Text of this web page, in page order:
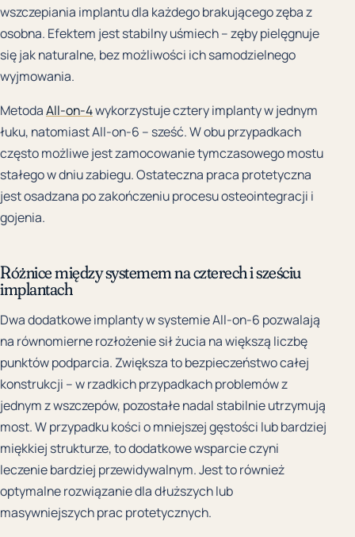
wszczepiania implantu dla każdego brakującego zęba z
osobna. Efektem jest stabilny uśmiech – zęby pielęgnuje
się jak naturalne, bez możliwości ich samodzielnego
wyjmowania.
MetodaAll-on-4wykorzystuje cztery implanty w jednym
łuku, natomiast All-on-6 – sześć. W obu przypadkach
często możliwe jest zamocowanie tymczasowego mostu
stałego w dniu zabiegu. Ostateczna praca protetyczna
jest osadzana po zakończeniu procesu osteointegracji i
gojenia.
Różnice między systemem na czterech i sześciu
implantach
Dwa dodatkowe implanty w systemie All-on-6 pozwalają
na równomierne rozłożenie sił żucia na większą liczbę
punktów podparcia. Zwiększa to bezpieczeństwo całej
konstrukcji – w rzadkich przypadkach problemów z
jednym z wszczepów, pozostałe nadal stabilnie utrzymują
most. W przypadku kości o mniejszej gęstości lub bardziej
miękkiej strukturze, to dodatkowe wsparcie czyni
leczenie bardziej przewidywalnym. Jest to również
optymalne rozwiązanie dla dłuższych lub
masywniejszych prac protetycznych.